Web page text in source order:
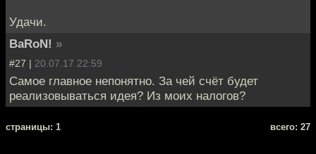
Удачи.
BaRoN! »
#27 | 20.07.17 22:59
Самое главное непонятно. За чей счёт будет
реализовываться идея? Из моих налогов?
cтраницы: 1 всего: 27